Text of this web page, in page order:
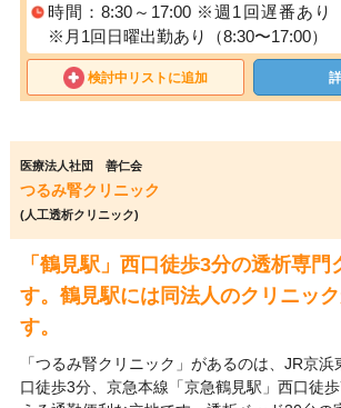
時間：8:30～17:00 ※週1回遅番あり
※月1回日曜出勤あり（8:30〜17:00）
検討中リストに追加
医療法人社団 善仁会
つるみ腎クリニック
(人工透析クリニック)
「鶴見駅」西口徒歩3分の透析専門
す。鶴見駅には同法人のクリニッ
す。
「つるみ腎クリニック」があるのは、JR京
口徒歩3分、京急本線「京急鶴見駅」西口徒